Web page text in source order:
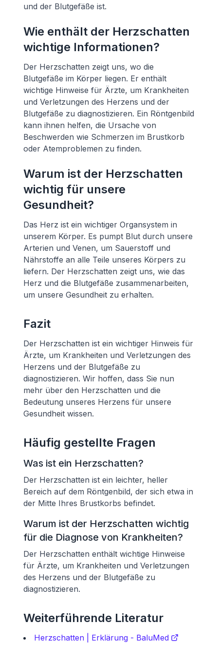
und der Blutgefäße ist.
Wie enthält der Herzschatten
wichtige Informationen?
Der Herzschatten zeigt uns, wo die
Blutgefäße im Körper liegen. Er enthält
wichtige Hinweise für Ärzte, um Krankheiten
und Verletzungen des Herzens und der
Blutgefäße zu diagnostizieren. Ein Röntgenbild
kann ihnen helfen, die Ursache von
Beschwerden wie Schmerzen im Brustkorb
oder Atemproblemen zu finden.
Warum ist der Herzschatten
wichtig für unsere
Gesundheit?
Das Herz ist ein wichtiger Organsystem in
unserem Körper. Es pumpt Blut durch unsere
Arterien und Venen, um Sauerstoff und
Nährstoffe an alle Teile unseres Körpers zu
liefern. Der Herzschatten zeigt uns, wie das
Herz und die Blutgefäße zusammenarbeiten,
um unsere Gesundheit zu erhalten.
Fazit
Der Herzschatten ist ein wichtiger Hinweis für
Ärzte, um Krankheiten und Verletzungen des
Herzens und der Blutgefäße zu
diagnostizieren. Wir hoffen, dass Sie nun
mehr über den Herzschatten und die
Bedeutung unseres Herzens für unsere
Gesundheit wissen.
Häufig gestellte Fragen
Was ist ein Herzschatten?
Der Herzschatten ist ein leichter, heller
Bereich auf dem Röntgenbild, der sich etwa in
der Mitte Ihres Brustkorbs befindet.
Warum ist der Herzschatten wichtig
für die Diagnose von Krankheiten?
Der Herzschatten enthält wichtige Hinweise
für Ärzte, um Krankheiten und Verletzungen
des Herzens und der Blutgefäße zu
diagnostizieren.
Weiterführende Literatur
Herzschatten | Erklärung - BaluMed